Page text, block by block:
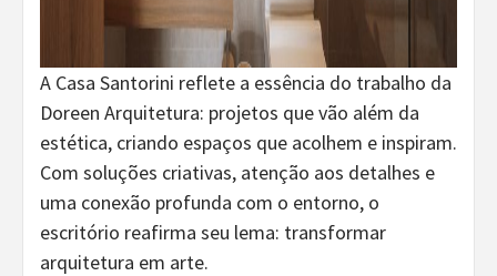
A Casa Santorini reflete a essência do trabalho da
Doreen Arquitetura: projetos que vão além da
estética, criando espaços que acolhem e inspiram.
Com soluções criativas, atenção aos detalhes e
uma conexão profunda com o entorno, o
escritório reafirma seu lema: transformar
arquitetura em arte.